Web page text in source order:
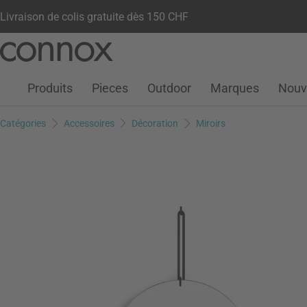
Livraison de colis gratuite dès 150 CHF
contenu
Votre compteListe de souhaits
Warenkorb
Produits Pieces Outdoor Marques
Catégories Accessoires Décoration Miroirs